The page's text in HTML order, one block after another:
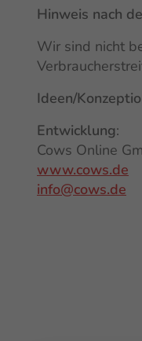
Hinweis nach
Wir sind nicht
Ideen/
Entwicklung:
Cows Online
www.cows.de
info@cows.de